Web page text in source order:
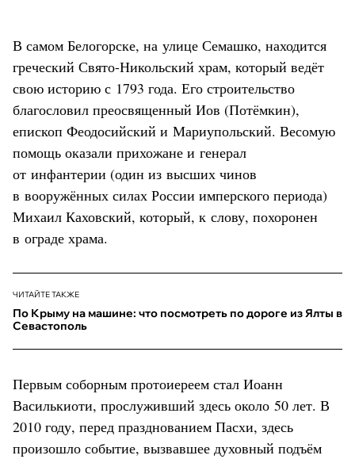
В самом Белогорске, на улице Семашко, находится
греческий Свято-Никольский храм, который ведёт
свою историю с 1793 года. Его строительство
благословил преосвященный Иов (Потёмкин),
епископ Феодосийский и Мариупольский. Весомую
помощь оказали прихожане и генерал
от инфантерии (один из высших чинов
в вооружённых силах России имперского периода)
Михаил Каховский, который, к слову, похоронен
в ограде храма.
ЧИТАЙТЕ ТАКЖЕ
По Крыму на машине: что посмотреть по дороге из Ялты в
Севастополь
Первым соборным протоиереем стал Иоанн
Василькиоти, прослуживший здесь около 50 лет. В
2010 году, перед празднованием Пасхи, здесь
произошло событие, вызвавшее духовный подъём